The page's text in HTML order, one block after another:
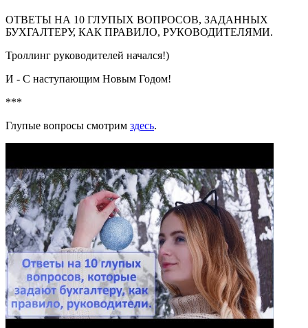
ОТВЕТЫ НА 10 ГЛУПЫХ ВОПРОСОВ, ЗАДАННЫХ
БУХГАЛТЕРУ, КАК ПРАВИЛО, РУКОВОДИТЕЛЯМИ.
Троллинг руководителей начался!)
И - С наступающим Новым Годом!
***
Глупые вопросы смотрим здесь.